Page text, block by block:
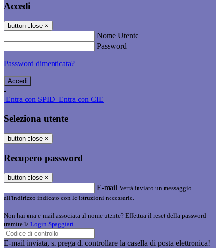
Accedi
button close ×
Nome Utente
Password
Password dimenticata?
-
Entra con SPID Entra con CIE
Seleziona utente
button close ×
Recupero password
button close ×
E-mail Verrà inviato un messaggio
all'indirizzo indicato con le istruzioni necessarie.
Non hai una e-mail associata al nome utente? Effettua il reset della password
tramite la Login Spaggiari
E-mail inviata, si prega di controllare la casella di posta elettronica!